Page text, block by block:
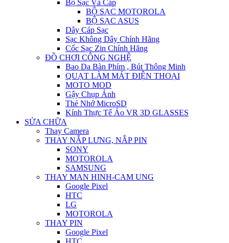
Bộ Sạc Và Cáp
BỘ SẠC MOTOROLA
BỘ SẠC ASUS
Dây Cáp Sạc
Sạc Không Dây Chính Hãng
Cốc Sạc Zin Chính Hãng
ĐỒ CHƠI CÔNG NGHỆ
Bao Da Bàn Phím , Bút Thông Minh
QUẠT LÀM MÁT ĐIỆN THOẠI
MOTO MOD
Gậy Chụp Ảnh
Thẻ Nhớ MicroSD
Kính Thực Tế Ảo VR 3D GLASSES
SỬA CHỮA
Thay Camera
THAY NẮP LƯNG, NẮP PIN
SONY
MOTOROLA
SAMSUNG
THAY MAN HINH-CAM UNG
Google Pixel
HTC
LG
MOTOROLA
THAY PIN
Google Pixel
HTC